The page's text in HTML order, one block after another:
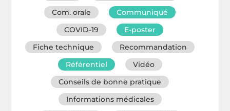
Com. orale
Communiqué
COVID-19
E-poster
Fiche technique
Recommandation
Référentiel
Vidéo
Conseils de bonne pratique
Informations médicales